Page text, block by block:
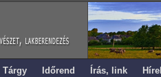
Tárgy Időrend Írás, link